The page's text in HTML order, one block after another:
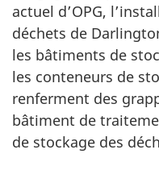
actuel d’OPG,
déchets de
les bâtiments de
les conteneurs de
renferment des
bâtiment de
de stockage des